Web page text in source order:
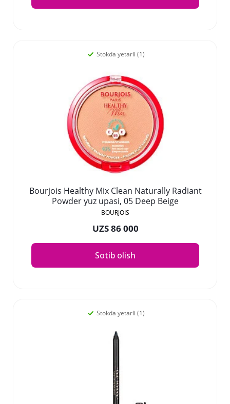
Stokda yetarli (1)
Bourjois Healthy Mix Clean Naturally Radiant
Powder yuz upasi, 05 Deep Beige
BOURJOIS
UZS 86 000
Sotib olish
Stokda yetarli (1)